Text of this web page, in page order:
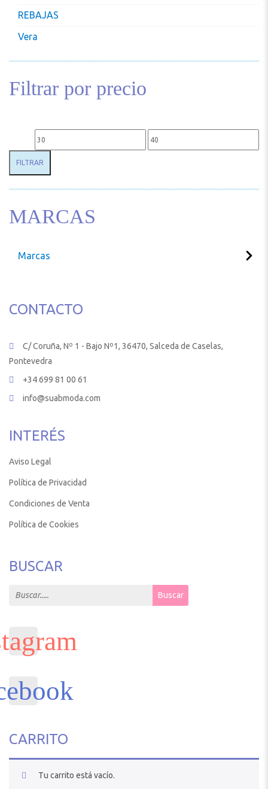
REBAJAS
Vera
Filtrar por precio
Precio mínimo Precio máximo
FILTRAR
MARCAS
Marcas
CONTACTO
C/ Coruña, Nº 1 - Bajo Nº1, 36470, Salceda de Caselas,
Pontevedra
+34 699 81 00 61
info@suabmoda.com
INTERÉS
Aviso Legal
Política de Privacidad
Condiciones de Venta
Política de Cookies
BUSCAR
Search for: Buscar
CARRITO
Tu carrito está vacío.